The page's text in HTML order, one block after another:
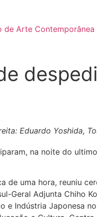
de Arte Contemporânea
Eduardo Yoshida,
na noite do
de uma hora, reuniu
Geral Adjunta Chiho
e Indústria Japonesa